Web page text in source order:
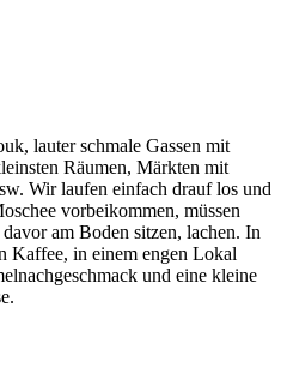
lauter schmale Gassen mit
Räumen, Märkten mit
Wir laufen einfach drauf los und
vorbeikommen, müssen
am Boden sitzen, lachen. In
Kaffee, in einem engen Lokal
und eine kleine